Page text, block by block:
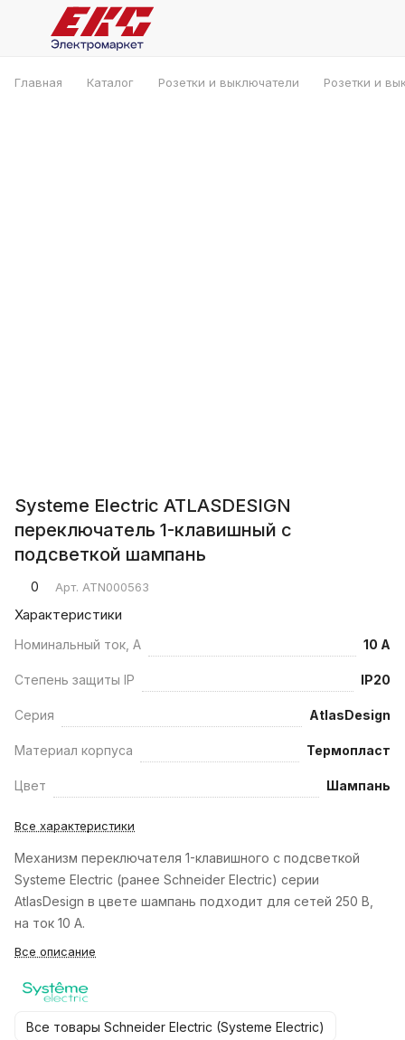
Главная Каталог Розетки и выключатели Розетки и
Systeme Electric ATLASDESIGN
переключатель 1-клавишный с
подсветкой шампань
0 Арт. ATN000563
Характеристики
Номинальный ток, А 10 А
Степень защиты IP IP20
Серия AtlasDesign
Материал корпуса Термопласт
Цвет Шампань
Все характеристики
Механизм переключателя 1-клавишного с подсветкой
Systeme Electric (ранее Schneider Electric) серии
AtlasDesign в цвете шампань подходит для сетей 250 В,
на ток 10 А.
Все описание
Все товары Schneider Electric (Systeme Electric)